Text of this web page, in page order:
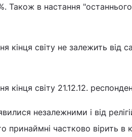
Також в настання
кінця світу не залежить від
кінця світу 21.12.12.
незалежними і від
принаймні частково вірить в